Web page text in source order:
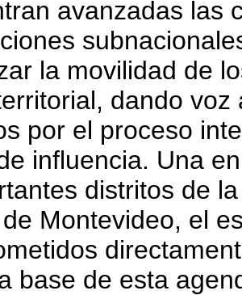
avanzadas las
la movilidad de
dando
por el proceso
influencia. Una
distritos de
Montevideo, el
base de esta